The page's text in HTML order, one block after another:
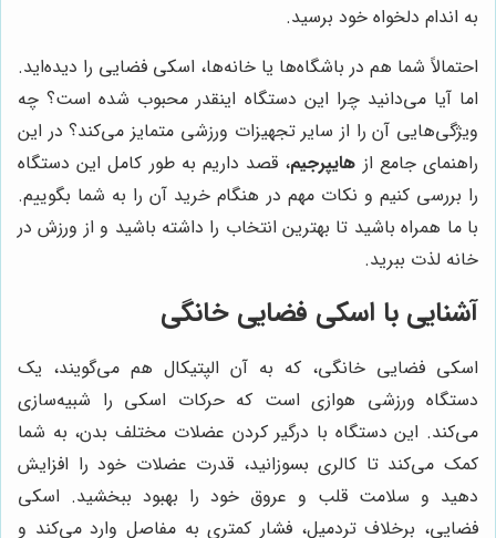
به اندام دلخواه خود برسید.
احتمالاً شما هم در باشگاه‌ها یا خانه‌ها، اسکی فضایی را دیده‌اید.
اما آیا می‌دانید چرا این دستگاه اینقدر محبوب شده است؟ چه
ویژگی‌هایی آن را از سایر تجهیزات ورزشی متمایز می‌کند؟ در این
راهنمای جامع از هایپرجیم، قصد داریم به طور کامل این دستگاه
را بررسی کنیم و نکات مهم در هنگام خرید آن را به شما بگوییم.
با ما همراه باشید تا بهترین انتخاب را داشته باشید و از ورزش در
خانه لذت ببرید.
آشنایی با اسکی فضایی خانگی
اسکی فضایی خانگی، که به آن الپتیکال هم می‌گویند، یک
دستگاه ورزشی هوازی است که حرکات اسکی را شبیه‌سازی
می‌کند. این دستگاه با درگیر کردن عضلات مختلف بدن، به شما
کمک می‌کند تا کالری بسوزانید، قدرت عضلات خود را افزایش
دهید و سلامت قلب و عروق خود را بهبود ببخشید. اسکی
فضایی، برخلاف تردمیل، فشار کمتری به مفاصل وارد می‌کند و